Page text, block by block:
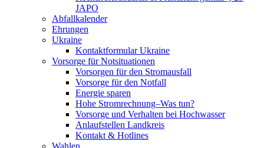
JAPO
Abfallkalender
Ehrungen
Ukraine
Kontaktformular Ukraine
Vorsorge für Notsituationen
Vorsorgen für den Stromausfall
Vorsorge für den Notfall
Energie sparen
Hohe Stromrechnung–Was tun?
Vorsorge und Verhalten bei Hochwasser
Anlaufstellen Landkreis
Kontakt & Hotlines
Wahlen